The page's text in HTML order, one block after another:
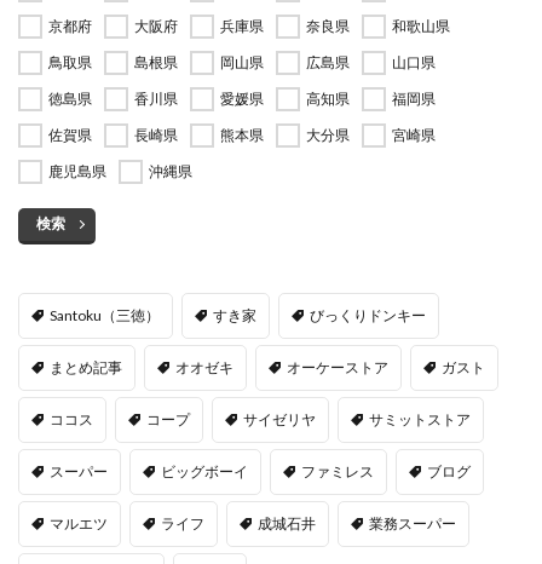
京都府
大阪府 兵庫県 奈良県
和歌山県
鳥取県
島根県 岡山県 広島県
山口県
徳島県
香川県 愛媛県 高知県
福岡県
佐賀県
長崎県 熊本県 大分県
宮崎県
鹿児島県
沖縄県
検索
Santoku（三徳） すき家 びっくりドンキー
まとめ記事 オオゼキ オーケーストア ガスト
ココス コープ サイゼリヤ サミットストア
スーパー ビッグボーイ ファミレス ブログ
マルエツ ライフ 成城石井 業務スーパー